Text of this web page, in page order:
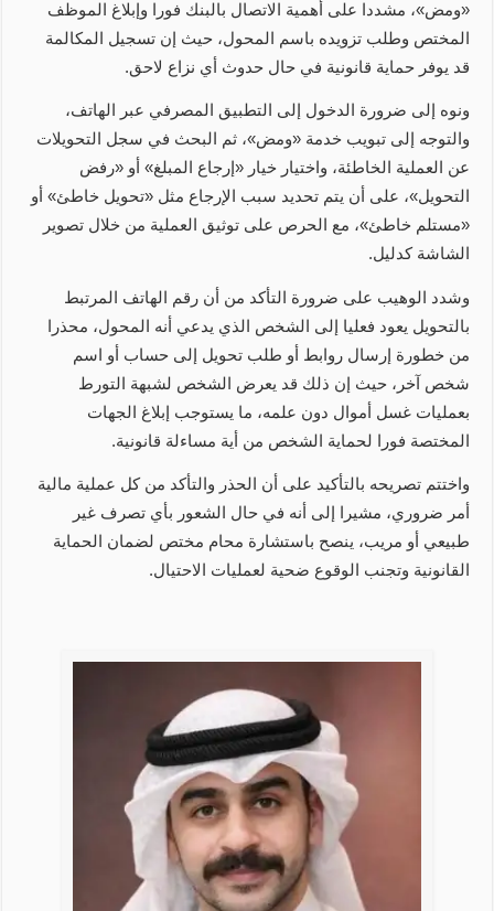
«ومض»، مشددا على أهمية الاتصال بالبنك فورا وإبلاغ الموظف
المختص وطلب تزويده باسم المحول، حيث إن تسجيل المكالمة
قد يوفر حماية قانونية في حال حدوث أي نزاع لاحق.
ونوه إلى ضرورة الدخول إلى التطبيق المصرفي عبر الهاتف،
والتوجه إلى تبويب خدمة «ومض»، ثم البحث في سجل التحويلات
عن العملية الخاطئة، واختيار خيار «إرجاع المبلغ» أو «رفض
التحويل»، على أن يتم تحديد سبب الإرجاع مثل «تحويل خاطئ» أو
«مستلم خاطئ»، مع الحرص على توثيق العملية من خلال تصوير
الشاشة كدليل.
وشدد الوهيب على ضرورة التأكد من أن رقم الهاتف المرتبط
بالتحويل يعود فعليا إلى الشخص الذي يدعي أنه المحول، محذرا
من خطورة إرسال روابط أو طلب تحويل إلى حساب أو اسم
شخص آخر، حيث إن ذلك قد يعرض الشخص لشبهة التورط
بعمليات غسل أموال دون علمه، ما يستوجب إبلاغ الجهات
المختصة فورا لحماية الشخص من أية مساءلة قانونية.
واختتم تصريحه بالتأكيد على أن الحذر والتأكد من كل عملية مالية
أمر ضروري، مشيرا إلى أنه في حال الشعور بأي تصرف غير
طبيعي أو مريب، ينصح باستشارة محام مختص لضمان الحماية
القانونية وتجنب الوقوع ضحية لعمليات الاحتيال.